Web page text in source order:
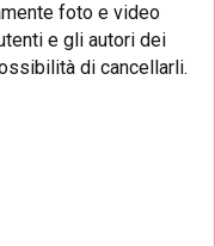
foto e video
e gli autori dei
di cancellarli.